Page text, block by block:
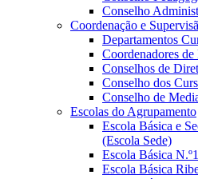
Conselho
Coordenação e
Departamentos
Coordenadores
Conselhos de
Conselho dos
Conselho de
Escolas do Agrupamento
Escola Básica e
(Escola Sede)
Escola Básica
Escola Básica